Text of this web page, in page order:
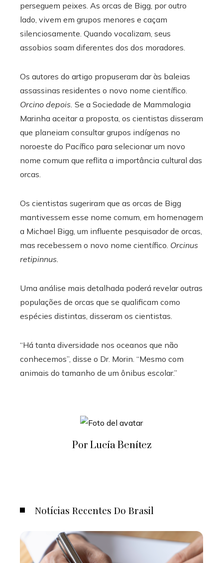
perseguem peixes. As orcas de Bigg, por outro
lado, vivem em grupos menores e caçam
silenciosamente. Quando vocalizam, seus
assobios soam diferentes dos dos moradores.
Os autores do artigo propuseram dar às baleias
assassinas residentes o novo nome científico.
Orcino depois. Se a Sociedade de Mammalogia
Marinha aceitar a proposta, os cientistas disseram
que planeiam consultar grupos indígenas no
noroeste do Pacífico para selecionar um novo
nome comum que reflita a importância cultural das
orcas.
Os cientistas sugeriram que as orcas de Bigg
mantivessem esse nome comum, em homenagem
a Michael Bigg, um influente pesquisador de orcas,
mas recebessem o novo nome científico. Orcinus
retipinnus.
Uma análise mais detalhada poderá revelar outras
populações de orcas que se qualificam como
espécies distintas, disseram os cientistas.
“Há tanta diversidade nos oceanos que não
conhecemos”, disse o Dr. Morin. “Mesmo com
animais do tamanho de um ônibus escolar.”
Por Lucía Benítez
Notícias Recentes Do Brasil